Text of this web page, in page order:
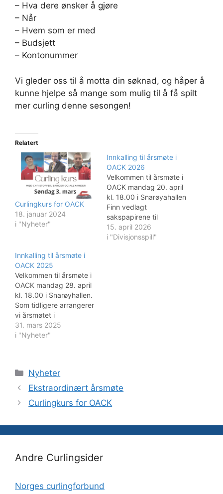
– Hva dere ønsker å gjøre
– Når
– Hvem som er med
– Budsjett
– Kontonummer
Vi gleder oss til å motta din søknad, og håper å
kunne hjelpe så mange som mulig til å få spilt
mer curling denne sesongen!
Relatert
Curlingkurs for OACK
18. januar 2024
i "Nyheter"
Innkalling til årsmøte i
OACK 2026
Velkommen til årsmøte i
OACK mandag 20. april
kl. 18.00 i Snarøyahallen
Finn vedlagt
sakspapirene til
årsmøtet. Årsmøtet
holdes i hallen på
15. april 2026
i "Divisjonsspill"
Innkalling til årsmøte i
OACK 2025
Velkommen til årsmøte i
OACK mandag 28. april
kl. 18.00 i Snarøyhallen.
Som tidligere arrangerer
vi årsmøtet i
sammenheng med
premieutdeling for
18.00: Årsmøte Ca.
19.00: Pizza og
premieutdeling Ca.
20.00: Kretsmesterskap
kamper må være spilt og
innrapportert innen…
31. mars 2025
i "Nyheter"
Kategorier
Nyheter
Ekstraordinært årsmøte
Curlingkurs for OACK
Andre Curlingsider
Norges curlingforbund